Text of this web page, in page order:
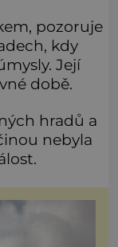
pozoruje
kdy
Její
době.
hradů a
nebyla